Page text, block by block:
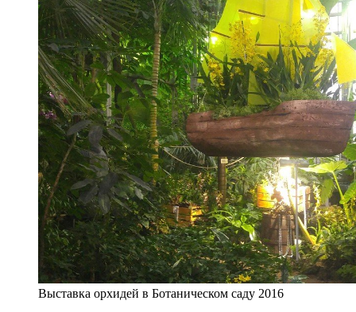
Выставка орхидей в Ботаническом саду 2016